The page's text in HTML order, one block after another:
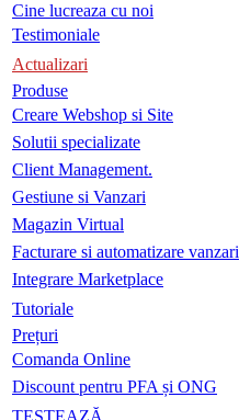
Cine lucreaza cu noi
Testimoniale
Actualizari
Produse
Creare Webshop si Site
Solutii specializate
Client Management.
Gestiune si Vanzari
Magazin Virtual
Facturare si automatizare vanzari
Integrare Marketplace
Tutoriale
Prețuri
Comanda Online
Discount pentru PFA și ONG
TESTEAZĂ